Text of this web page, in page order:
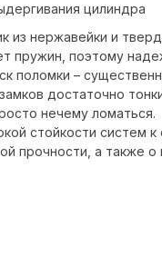
цилиндра
из нержавейки и
пружин, поэтому
поломки –
достаточно
нечему ломаться.
стойкости систем
прочности, а также о